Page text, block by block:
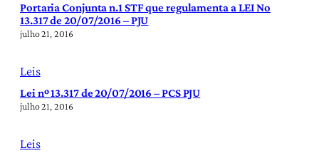
Portaria Conjunta n.1 STF que regulamenta a LEI No
13.317 de 20/07/2016 – PJU
julho 21, 2016
Leis
Lei nº 13.317 de 20/07/2016 – PCS PJU
julho 21, 2016
Leis